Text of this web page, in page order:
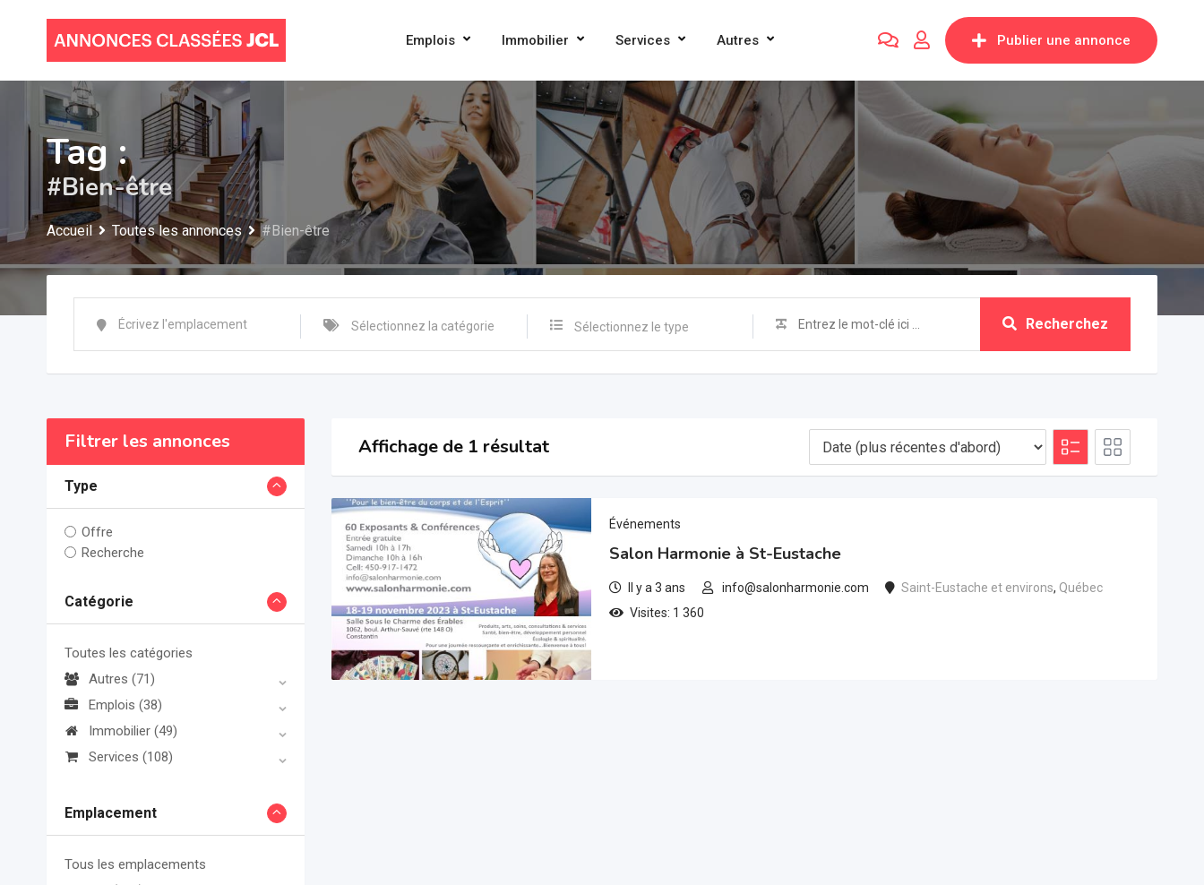
Emplois Immobilier Services Autres Publier une annonce
Tag :
#Bien-être
Accueil Toutes les annonces #Bien-être
Sélectionnez le type Recherchez
Filtrer les annonces
Type
Offre
Recherche
Catégorie
Toutes les catégories
Autres (71)
Emplois (38)
Immobilier (49)
Services (108)
Emplacement
Tous les emplacements
Affichage de 1 résultat
Événements
Salon Harmonie à St-Eustache
Il y a 3 ans info@salonharmonie.com Saint-Eustache et environs, Québec
Visites: 1 360